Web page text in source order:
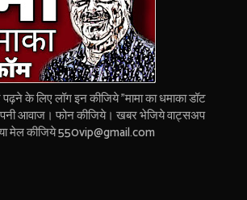
के लिए लॉग इन कीजिये "मामा का धमाका डॉट
आवाज। फोन कीजिये। खबर भेजिये वाट्सअप
मेल कीजिये 550vip@gmail.com